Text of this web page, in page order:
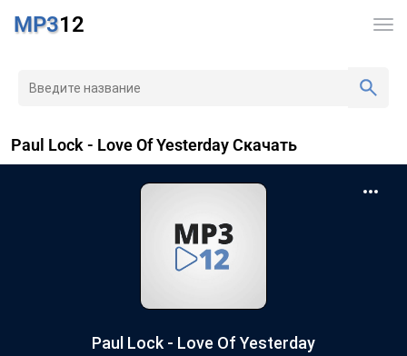
MP312
Paul Lock - Love Of Yesterday Скачать
Paul Lock - Love Of Yesterday